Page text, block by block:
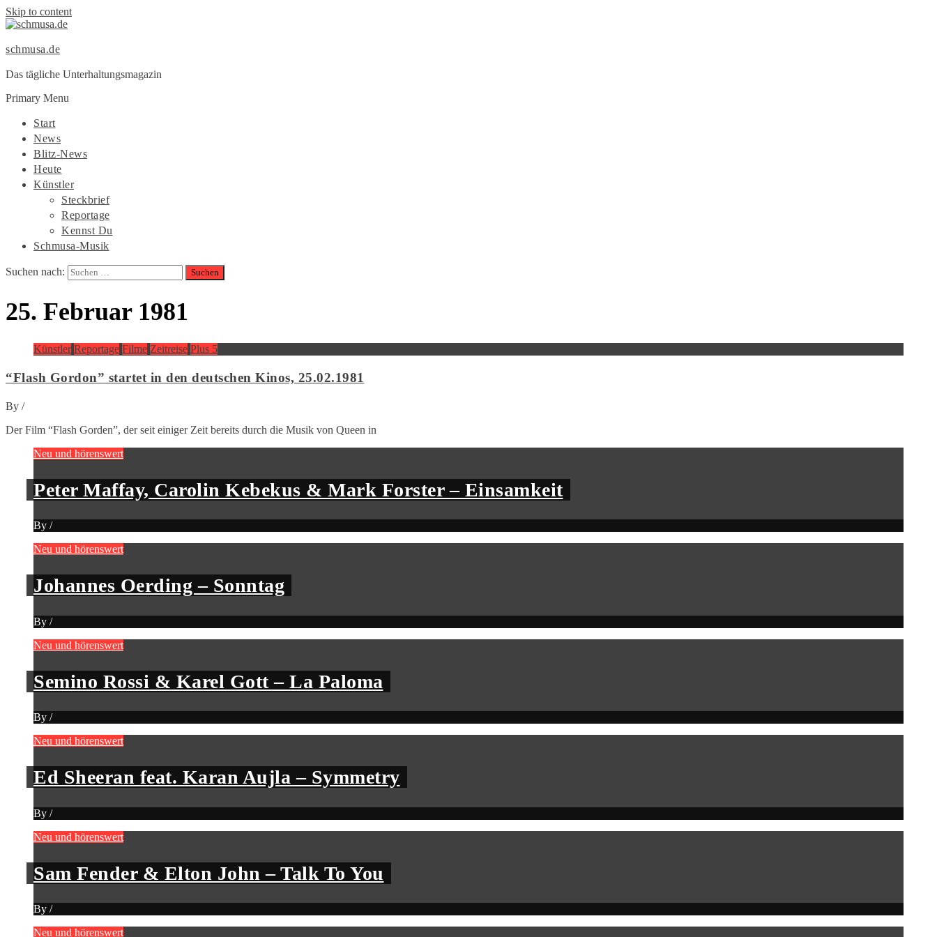
Skip to content
schmusa.de
Das tägliche Unterhaltungsmagazin
Primary Menu
Start
News
Blitz-News
Heute
Künstler
Steckbrief
Reportage
Kennst Du
Schmusa-Musik
Suchen nach:
25. Februar 1981
Künstler Reportage Filme Zeitreise Plus 5
“Flash Gordon” startet in den deutschen Kinos, 25.02.1981
By /
Der Film “Flash Gorden”, der seit einiger Zeit bereits durch die Musik von Queen in
Neu und hörenswert
Peter Maffay, Carolin Kebekus & Mark Forster – Einsamkeit
By /
Neu und hörenswert
Johannes Oerding – Sonntag
By /
Neu und hörenswert
Semino Rossi & Karel Gott – La Paloma
By /
Neu und hörenswert
Ed Sheeran feat. Karan Aujla – Symmetry
By /
Neu und hörenswert
Sam Fender & Elton John – Talk To You
By /
Neu und hörenswert